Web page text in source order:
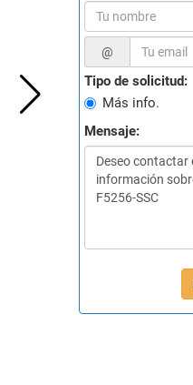
@
Tipo de solicitud:
Más info.
Mensaje: